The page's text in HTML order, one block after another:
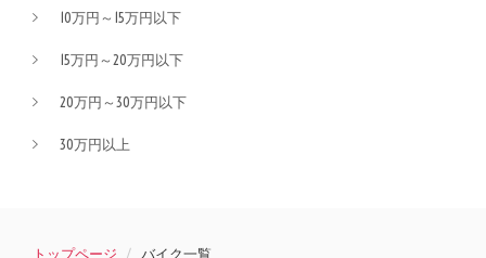
10万円～15万円以下
15万円～20万円以下
20万円～30万円以下
30万円以上
トップページ バイク一覧